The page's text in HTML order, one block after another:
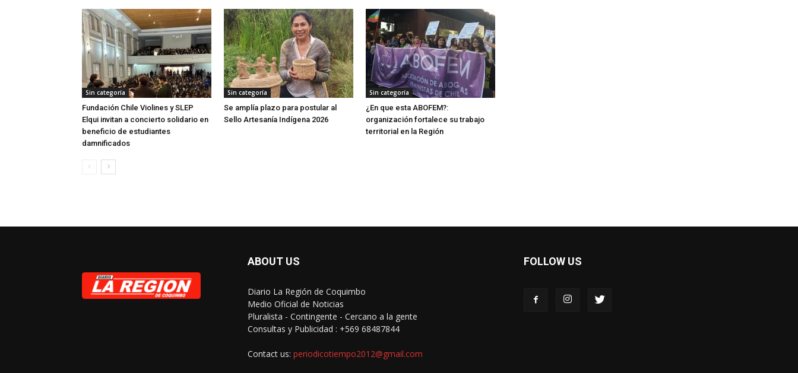
Sin categoría
Fundación Chile Violines y SLEP
Elqui invitan a concierto solidario en
beneficio de estudiantes
damnificados
Sin categoría
Se amplía plazo para postular al
Sello Artesanía Indígena 2026
Sin categoría
¿En que esta ABOFEM?:
organización fortalece su trabajo
territorial en la Región
ABOUT US
Diario La Región de Coquimbo
Medio Oficial de Noticias
Pluralista - Contingente - Cercano a la gente
Consultas y Publicidad : +569 68487844
Contact us: periodicotiempo2012@gmail.com
FOLLOW US